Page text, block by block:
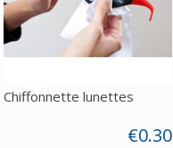
Chiffonnette lunettes
€0.30